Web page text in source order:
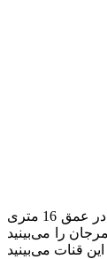
سرزمین کاریز یکی از قنا‌ت‌های قدیمی در کیش بوده که قدمتش به 2500 سال پیش برمی‌گردد. بخش جالب ماجرا اینجاست که با حضور در این سرزمین زیر زمینی، به قناتی پا می‌گذارید که در عمق 16 متری
را می‌بینید
قنات می‌بینید